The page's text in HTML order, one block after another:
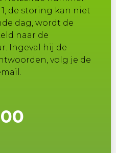
de storing kan niet
dag, wordt de
naar de
Ingeval hij de
volg je de